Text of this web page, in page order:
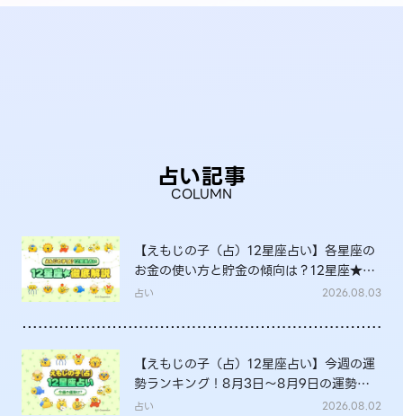
占い記事
COLUMN
【えもじの子（占）12星座占い】各星座の
お金の使い方と貯金の傾向は？12星座★徹
底解説
占い 2026.08.03
【えもじの子（占）12星座占い】今週の運
勢ランキング！8月3日～8月9日の運勢
は？
占い 2026.08.02